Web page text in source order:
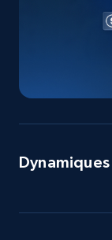
eBay -
Seller